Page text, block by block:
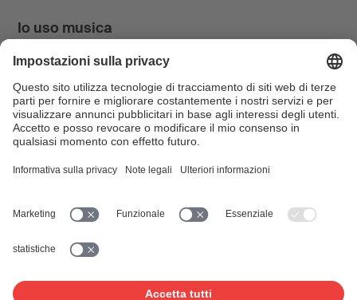
Io uso musica
News & Agenda
FONDATION SUISA ↗
FacebookInstagram YouTube
Blog